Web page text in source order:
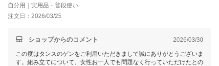
ただ、ハイの状態で梱包されている脚を外している時に、
１本だけかなり固くくっついていて全然外れませんでした。
でもどうしてもミドルで使いたかったので腕力任せで無理やり外
若干手首を痛めました（笑）石鹸を使ってみるなどしたほうが良
でも完成してみたら色（ホワイトウォッシュ）も可愛いですし、
自分用｜実用品・普段使い
注文日：2026/03/25
ショップからのコメント 2026/03/30
この度はタンスのゲンをご利用いただきまして誠にありがとうございま
す。組み立てについて、女性お一人でも問題なく行っていただけたとの